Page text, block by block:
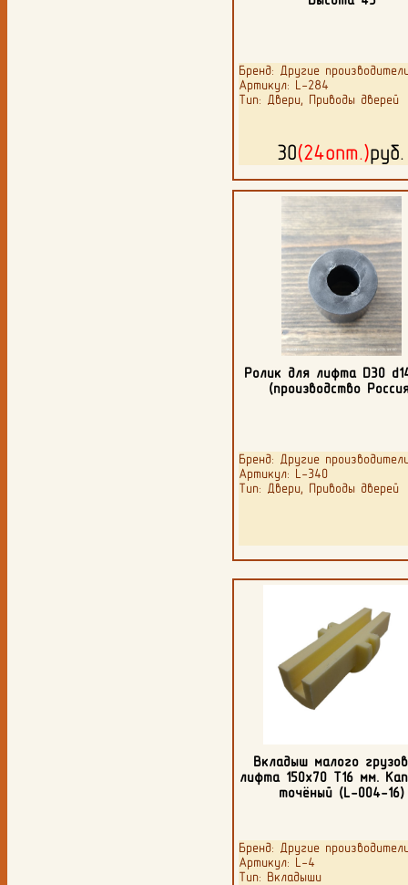
Бренд: Другие
Артикул: L-284
Тип: Двери, Приводы дверей
30(24опт.)
Ролик для лифта D30
(производство
Бренд: Другие
Артикул: L-340
Тип: Двери, Приводы дверей
Вкладыш малого
лифта 150х70 Т16 мм.
точёный (L-004-16)
Бренд: Другие
Артикул: L-4
Тип: Вкладыши